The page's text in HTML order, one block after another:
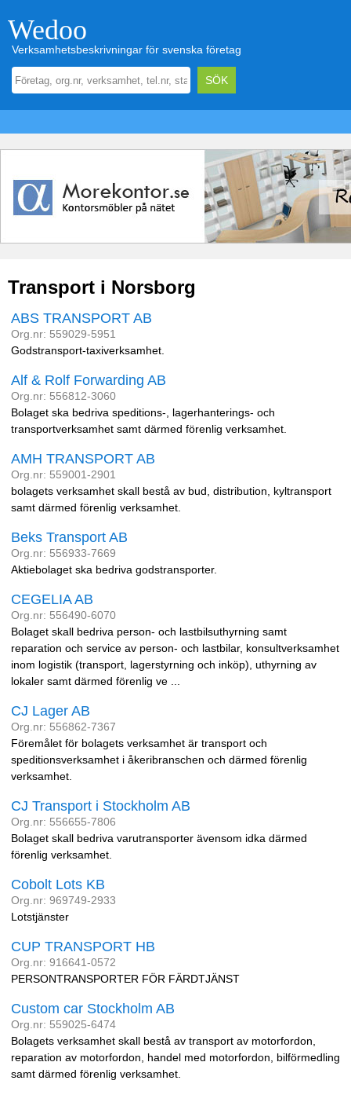
Wedoo
Verksamhetsbeskrivningar för svenska företag
Transport i Norsborg
ABS TRANSPORT AB
Org.nr: 559029-5951
Godstransport-taxiverksamhet.
Alf & Rolf Forwarding AB
Org.nr: 556812-3060
Bolaget ska bedriva speditions-, lagerhanterings- och
transportverksamhet samt därmed förenlig verksamhet.
AMH TRANSPORT AB
Org.nr: 559001-2901
bolagets verksamhet skall bestå av bud, distribution, kyltransport
samt därmed förenlig verksamhet.
Beks Transport AB
Org.nr: 556933-7669
Aktiebolaget ska bedriva godstransporter.
CEGELIA AB
Org.nr: 556490-6070
Bolaget skall bedriva person- och lastbilsuthyrning samt
reparation och service av person- och lastbilar, konsultverksamhet
inom logistik (transport, lagerstyrning och inköp), uthyrning av
lokaler samt därmed förenlig ve ...
CJ Lager AB
Org.nr: 556862-7367
Föremålet för bolagets verksamhet är transport och
speditionsverksamhet i åkeribranschen och därmed förenlig
verksamhet.
CJ Transport i Stockholm AB
Org.nr: 556655-7806
Bolaget skall bedriva varutransporter ävensom idka därmed
förenlig verksamhet.
Cobolt Lots KB
Org.nr: 969749-2933
Lotstjänster
CUP TRANSPORT HB
Org.nr: 916641-0572
PERSONTRANSPORTER FÖR FÄRDTJÄNST
Custom car Stockholm AB
Org.nr: 559025-6474
Bolagets verksamhet skall bestå av transport av motorfordon,
reparation av motorfordon, handel med motorfordon, bilförmedling
samt därmed förenlig verksamhet.